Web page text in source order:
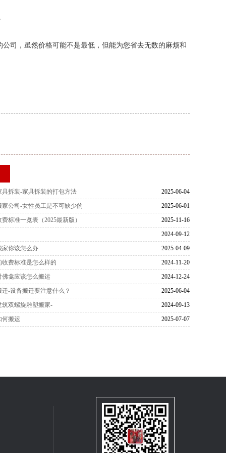
司，虽然价格可能不是最低，但能为您省去无数的麻烦和
2025-06-04
具拆装-家具拆装的打包方法
2025-06-01
公司-女性员工是不可缺少的
2025-11-16
标准一览表（2025最新版）
2024-09-12
2025-04-09
家你该怎么办
2024-11-20
费标准是怎么样的
2024-12-24
龛应该怎么搬运
2025-06-04
-设备搬迁要注意什么？
2024-09-13
筑双螺旋雕塑搬家-
2025-07-07
何搬运